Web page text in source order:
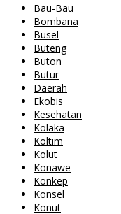
Bau-Bau
Bombana
Busel
Buteng
Buton
Butur
Daerah
Ekobis
Kesehatan
Kolaka
Koltim
Kolut
Konawe
Konkep
Konsel
Konut